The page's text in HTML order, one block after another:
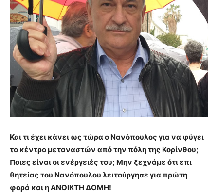
Και τι έχει κάνει ως τώρα ο Νανόπουλος για να φύγει
το κέντρο μεταναστών από την πόλη της Κορίνθου;
Ποιες είναι οι ενέργειές του; Μην ξεχνάμε ότι επι
θητείας του Νανόπουλου λειτούργησε για πρώτη
φορά και η ΑΝΟΙΚΤΗ ΔΟΜΗ!